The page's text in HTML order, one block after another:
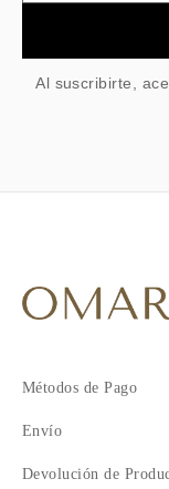
Al suscribirte,
Métodos de Pago
Envío
Devolución de